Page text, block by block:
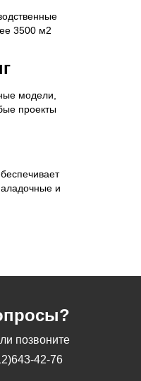
3500 м2
модели,
проекты
и
позвоните
42-76